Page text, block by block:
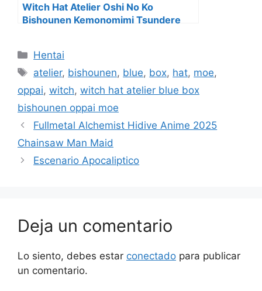
Witch Hat Atelier Oshi No Ko
Bishounen Kemonomimi Tsundere
Categorías
Hentai
Etiquetas
atelier, bishounen, blue, box, hat, moe,
oppai, witch, witch hat atelier blue box
bishounen oppai moe
Fullmetal Alchemist Hidive Anime 2025
Chainsaw Man Maid
Escenario Apocaliptico
Deja un comentario
Lo siento, debes estar conectado para publicar
un comentario.